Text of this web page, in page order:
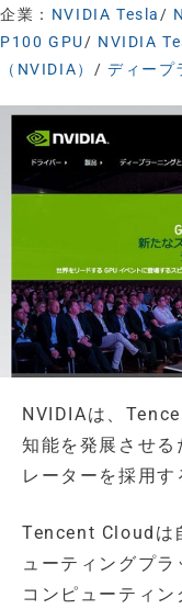
企業： NVIDIA Tesla/
P100 GPU/ NVIDIA
（NVIDIA） /ディープ
NVIDIAは、
知能を発展させ
レーターを採用す
Tencent Cloudは
ューティングプ
コンピューティ